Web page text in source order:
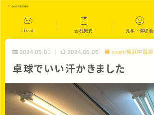
about 会社概要 見学・体験会
2024.05.01 2024.06.05 asahi横浜中西部
卓球でいい汗かきました